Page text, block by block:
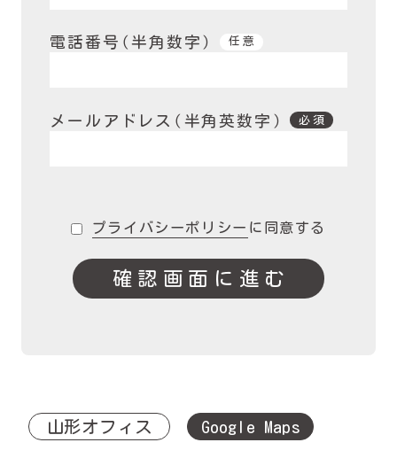
電話番号 （半角数字） 任意
メールアドレス （半角英数字） 必須
プライバシーポリシー に同意する
確認画面に進む
山形オフィス Google Maps